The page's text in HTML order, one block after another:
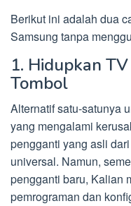
Berikut ini adalah dua
Samsung tanpa
1. Hidupkan
Tombol
Alternatif satu-satunya
yang mengalami
pengganti yang asli
universal. Namun,
pengganti baru, Kalian
pemrograman dan